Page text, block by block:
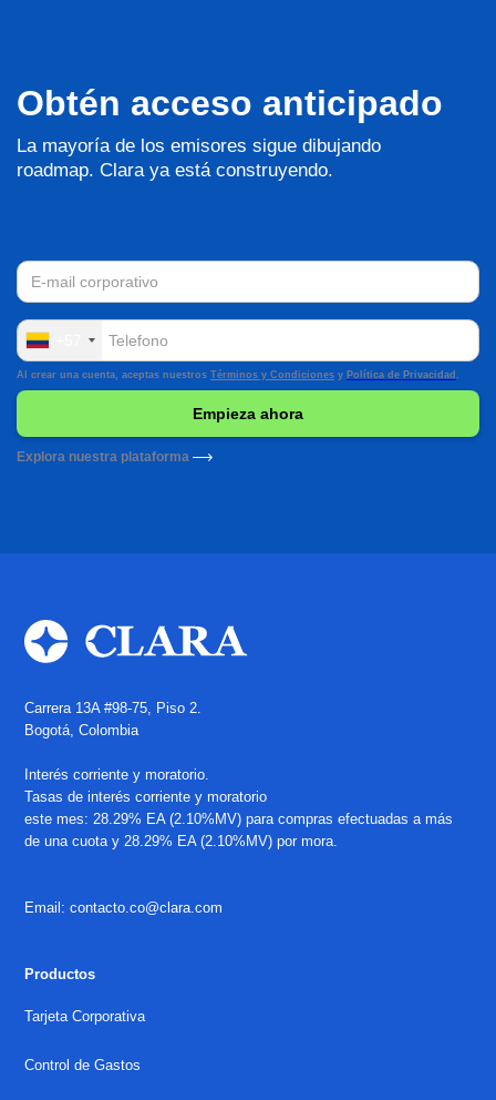
Obtén acceso anticipado
La mayoría de los emisores sigue dibujando
roadmap. Clara ya está construyendo.
Al crear una cuenta, aceptas nuestros Términos y Condiciones y Política de Privacidad
Explora nuestra plataforma
Carrera 13A #98-75, Piso 2.
Bogotá, Colombia
Interés corriente y moratorio.
Tasas de interés corriente y moratorio
este mes: 28.29% EA (2.10%MV) para compras efectuadas a más
de una cuota y 28.29% EA (2.10%MV) por mora.
Email: contacto.co@clara.com
Productos
Tarjeta Corporativa
Control de Gastos